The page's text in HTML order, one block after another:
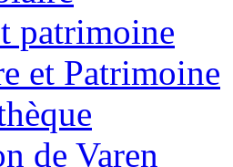
patrimoine
et Patrimoine
de Varen